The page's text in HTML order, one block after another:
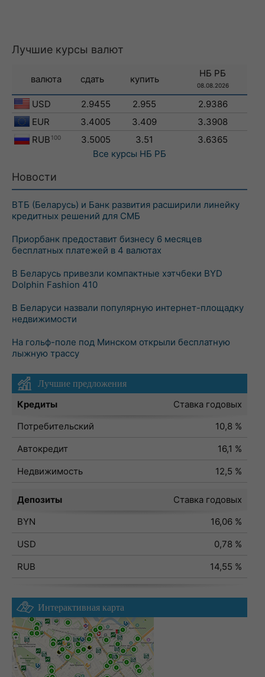
Лучшие курсы валют
валюта сдать купить
НБ РБ
08.08.2026
USD 2.9455 2.955
2.9386
EUR
3.4005 3.409
3.3908
RUB 100 3.5005 3.51
3.6365
Все курсы НБ РБ
Новости
ВТБ (Беларусь) и Банк развития расширили линейку
кредитных решений для СМБ
Приорбанк предоставит бизнесу 6 месяцев
бесплатных платежей в 4 валютах
В Беларусь привезли компактные хэтчбеки BYD
Dolphin Fashion 410
В Беларуси назвали популярную интернет-площадку
недвижимости
На гольф-поле под Минском открыли бесплатную
лыжную трассу
Лучшие предложения
Кредиты
Ставка годовых
Потребительский
10,8 %
Автокредит
16,1 %
Недвижимость
12,5 %
Депозиты
Ставка годовых
BYN
16,06 %
USD
0,78 %
RUB
14,55 %
Интерактивная карта